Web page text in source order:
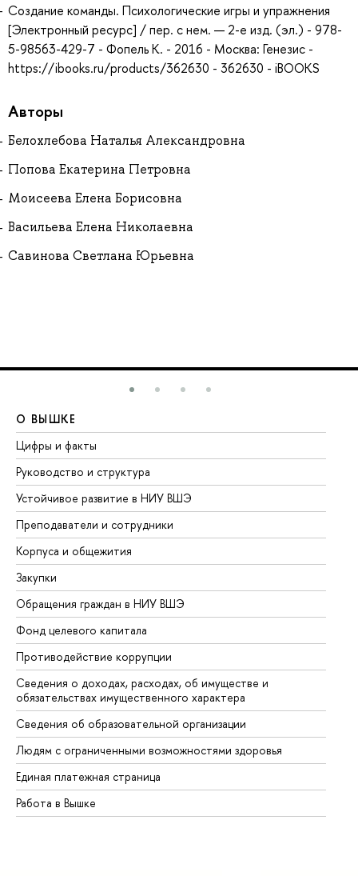
Создание команды. Психологические игры и упражнения
[Электронный ресурс] / пер. с нем. — 2-е изд. (эл.) - 978-
5-98563-429-7 - Фопель К. - 2016 - Москва: Генезис -
https://ibooks.ru/products/362630 - 362630 - iBOOKS
Авторы
Белохлебова Наталья Александровна
Попова Екатерина Петровна
Моисеева Елена Борисовна
Васильева Елена Николаевна
Савинова Светлана Юрьевна
О ВЫШКЕ
Цифры и факты
Руководство и структура
Устойчивое развитие в НИУ ВШЭ
Преподаватели и сотрудники
Корпуса и общежития
Закупки
Обращения граждан в НИУ ВШЭ
Фонд целевого капитала
Противодействие коррупции
Сведения о доходах, расходах, об имуществе и
обязательствах имущественного характера
Сведения об образовательной организации
Людям с ограниченными возможностями здоровья
Единая платежная страница
Работа в Вышке